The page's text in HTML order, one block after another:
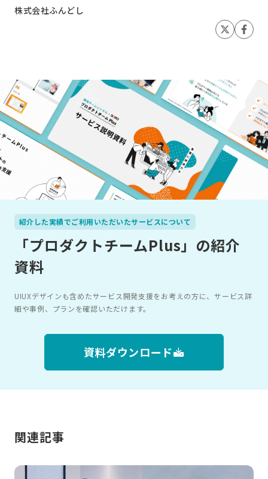
株式会社ふんどし
紹介した実績でご利用いただいたサービスについて
「プロダクトチームPlus」の紹介
資料
UIUXデザインも含めたサービス開発支援をお考えの方に、サービス詳
細や事例、プランを確認いただけます。
資料ダウンロード
関連記事